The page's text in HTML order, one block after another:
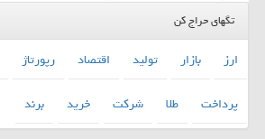
تگهای حراج کن
ارز بازار تولید اقتصاد رپورتاژ
پرداخت
طلا شركت خرید برند